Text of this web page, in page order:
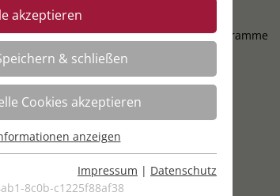
Bildungsberatung
Bildungsprogramme
akzeptieren
& schließen
Cookies akzeptieren
für grundlegende Funktionen der
ist gewährleistet, dass die Webseite
anzeigen
Impressum | Datenschutz
8c0b-c1225f88af38